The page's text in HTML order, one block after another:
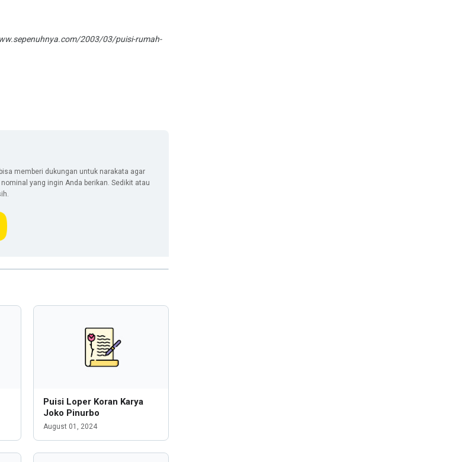
2003/03/puisi-rumah-
memberi dukungan untuk narakata agar
yang ingin Anda berikan. Sedikit atau
Puisi Loper Koran Karya
Joko Pinurbo
August 01, 2024